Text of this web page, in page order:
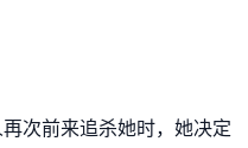
次前来追杀她时，她决定